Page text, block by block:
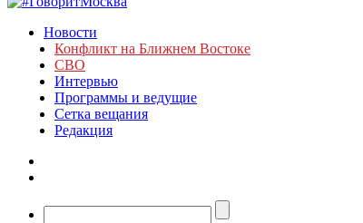
Новости
Конфликт на Ближнем Востоке
СВО
Интервью
Программы и ведущие
Сетка вещания
Редакция